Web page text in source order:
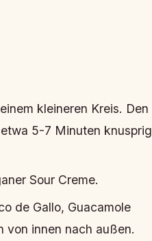
kleineren Kreis. Den
5-7 Minuten knusprig
Sour Creme.
de Gallo, Guacamole
von innen nach außen.